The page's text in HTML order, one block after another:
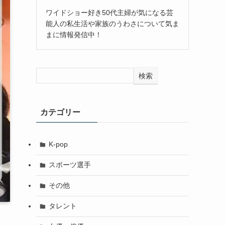
ワイドショー好き50代主婦が気になる芸
能人の私生活や家族のうわさについて気ま
まに情報発信中！
検索
カテゴリー
K-pop
スポーツ選手
その他
タレント